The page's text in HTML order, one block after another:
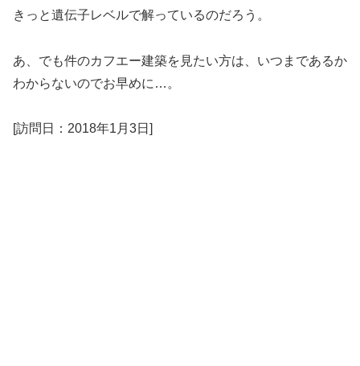
きっと遺伝子レベルで解っているのだろう。
あ、でも件のカフエー建築を見たい方は、いつまであるか
わからないのでお早めに…。
[訪問日：2018年1月3日]